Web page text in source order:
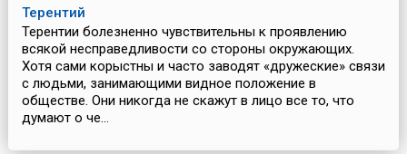
Терентий
Терентии болезненно чувствительны к проявлению
всякой несправедливости со стороны окружающих.
Хотя сами корыстны и часто заводят «дружеские» связи
с людьми, занимающими видное положение в
обществе. Они никогда не скажут в лицо все то, что
думают о че...